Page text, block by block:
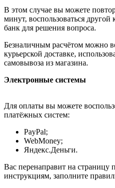
В этом случае вы можете
минут, воспользоваться другой
банк для решения вопроса.
Безналичным расчётом можно
курьерской доставке,
самовывоза из магазина.
Электронные системы
Для оплаты вы можете
платёжных систем:
PayPal;
WebMoney;
Яндекс.Деньги.
Вас перенаправит на страницу
инструкциям, заполните